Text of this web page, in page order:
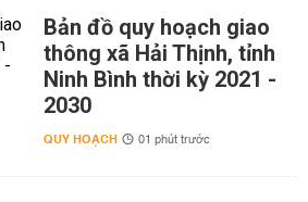
Bản đồ quy hoạch giao
thông xã Hải Thịnh, tỉnh
Ninh Bình thời kỳ 2021 -
2030
QUY HOẠCH 01 phút trước